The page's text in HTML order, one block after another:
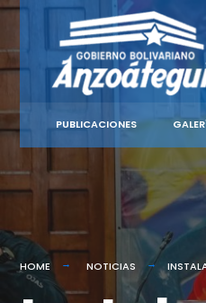
content
PUBLICACIONES
HOME NOTICIAS